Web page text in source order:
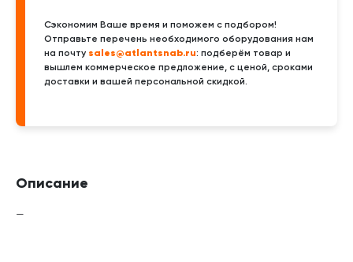
Сэкономим Ваше время и поможем с подбором!
Отправьте перечень необходимого оборудования нам
на почту sales@atlantsnab.ru: подберём товар и
вышлем коммерческое предложение, с ценой, сроками
доставки и вашей персональной скидкой.
Описание
—